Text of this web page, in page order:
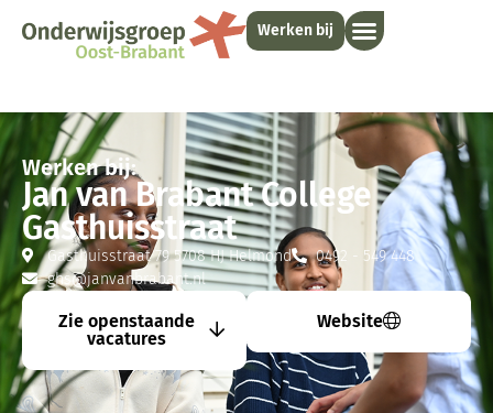
Werken bij
Werken bij:
Jan van Brabant College
Gasthuisstraat
Gasthuisstraat 79 5708 HJ Helmond
0492 - 549 448
ghs@janvanbrabant.nl
Zie openstaande
vacatures
Website